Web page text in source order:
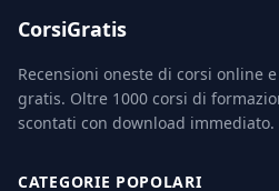
CorsiGratis
Recensioni oneste di corsi online
gratis. Oltre 1000 corsi di
scontati con download immediato.
CATEGORIE POPOLARI